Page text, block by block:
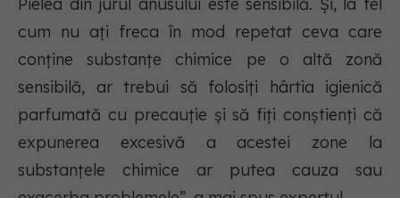
Pielea din jurul anusului este sensibilă. Și, la fel
cum nu ați freca în mod repetat ceva care
conține substanțe chimice pe o altă zonă
sensibilă, ar trebui să folosiți hârtia igienică
parfumată cu precauție și să fiți conștienți că
expunerea excesivă a acestei zone la
substanțele chimice ar putea cauza sau